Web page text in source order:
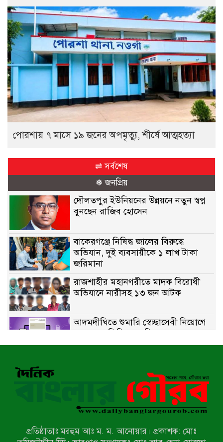
পোরশায় ৭ মাসে ১৯ জনের অপমৃত্যু, শীর্ষে আত্মহত্যা
⇌ সর্বশেষ
❅ জনপ্রিয়
দৌলতপুর ইউনিয়নের উন্নয়নে নতুন স্বপ্ন
বুনছেন রাজিব হোসেন
বাকেরগঞ্জে নিষিদ্ধ জালের বিরুদ্ধে
অভিযান, দুই ব্যবসায়ীকে ১ লাখ টাকা
জরিমানা
রাজশাহীর মহানগরীতে মাদক বিরোধী
অভিযানে নারীসহ ১৩ জন আটক
আদমদীঘিতে শুমারি স্বেচ্ছাসেবী নিয়োগে
যোগ্যতার ভিত্তিতে তালিকা প্রকাশ;
নির্বাচিতদের আ.লীগ ট্যাগে প্রচারণা
নেওয়ার হুমকি দিলেন দোড়া মাদরাসার
পরিচয় দেওয়া সভাপতি
উখিয়ায় বিজিবির অভিযানে ৪০ হাজার
ইয়াবাসহ যুবক আটক
প্রতিষ্ঠাতাঃ মরহুম আঃ ম. ম. আনোয়ার। প্রকাশক: মোঃ